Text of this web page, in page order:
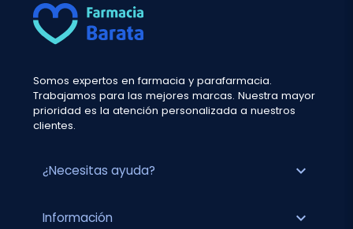
Somos expertos en farmacia y parafarmacia.
Trabajamos para las mejores marcas. Nuestra mayor
prioridad es la atención personalizada a nuestros
clientes.
¿Necesitas ayuda? expand_more
Información expand_more